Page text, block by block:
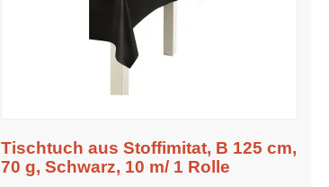
Tischtuch aus Stoffimitat, B 125 cm,
70 g, Schwarz, 10 m/ 1 Rolle